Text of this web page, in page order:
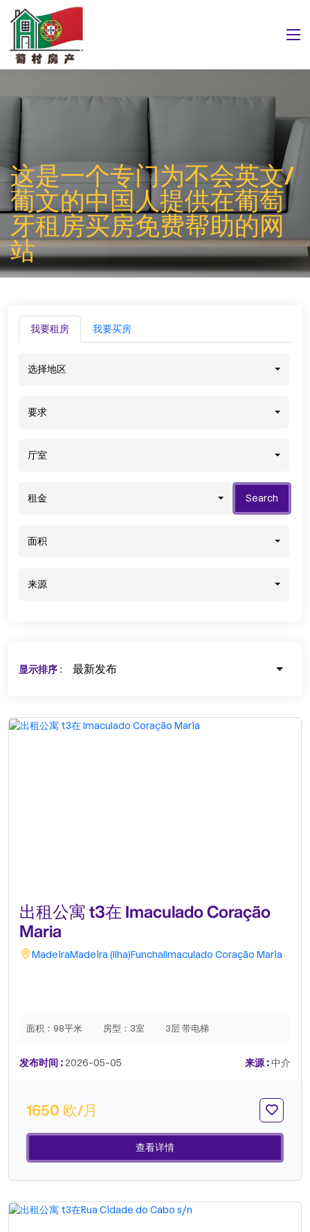
这是一个专门为不会英文/
葡文的中国人提供在葡萄
牙租房买房免费帮助的网
站
我要租房 我要买房
选择地区
要求
厅室
租金 Search
面积
来源
显示排序 : 最新发布
出租公寓 t3在 Imaculado Coração
Maria
MadeiraMadeira (Ilha)FunchalImaculado Coração Maria
面积： 98平米 房型： 3室 3层 带电梯
发布时间 :2026-05-05 来源 :中介
1650 欧/月
查看详情